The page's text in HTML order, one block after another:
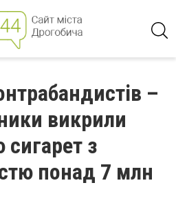
–
викрили
сигарет з
понад 7 млн